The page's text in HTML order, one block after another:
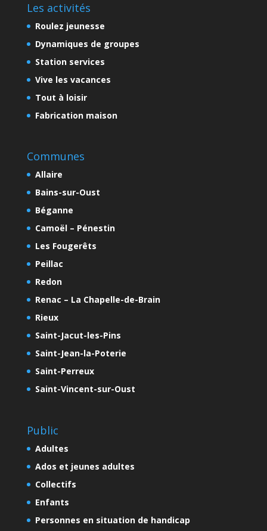
Les activités
Roulez jeunesse
Dynamiques de groupes
Station services
Vive les vacances
Tout à loisir
Fabrication maison
Communes
Allaire
Bains-sur-Oust
Béganne
Camoël – Pénestin
Les Fougerêts
Peillac
Redon
Renac – La Chapelle-de-Brain
Rieux
Saint-Jacut-les-Pins
Saint-Jean-la-Poterie
Saint-Perreux
Saint-Vincent-sur-Oust
Public
Adultes
Ados et jeunes adultes
Collectifs
Enfants
Personnes en situation de handicap